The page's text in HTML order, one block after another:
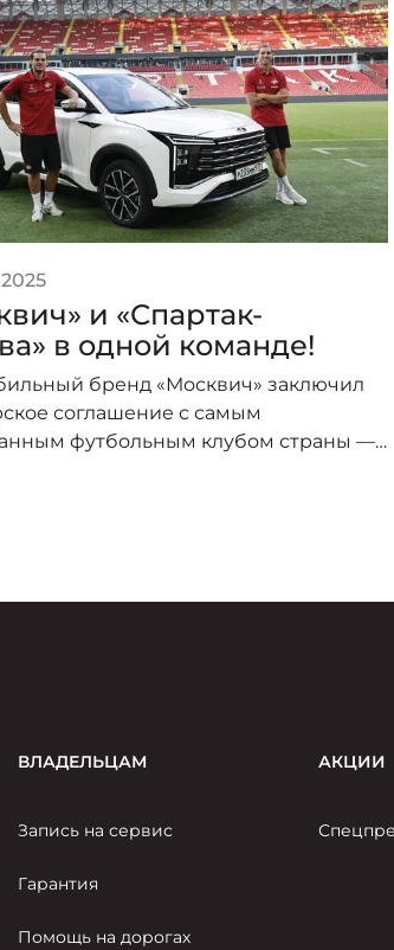
и «Спартак-
в одной команде!
бренд «Москвич» заключил
соглашение с самым
футбольным клубом страны —
ВЛАДЕЛЬЦАМ
Запись на сервис
Гарантия
Помощь на дорогах
АКЦИИ